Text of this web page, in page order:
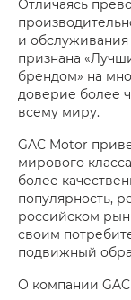
Отличаясь
и обслуживания
признана
брендом» на
доверие более
всему миру.
GAC Motor
мирового
более
популярность,
российском
своим
подвижный
О компании